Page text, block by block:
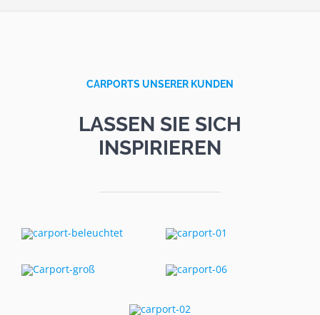
CARPORTS UNSERER KUNDEN
LASSEN SIE SICH
INSPIRIEREN